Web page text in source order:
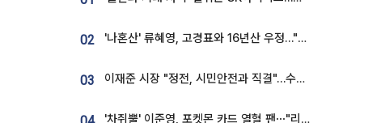
02 '나혼산' 류혜영, 고경표와 16년산 우정…"자취방서 부모님과 마주쳐"
03 이재준 시장 "정전, 시민안전과 직결"…수원시 비상대응체계 가동
'차쥐뿔' 이준영, 포켓몬 카드 열혈 팬⋯"리셀러 처단할 것"